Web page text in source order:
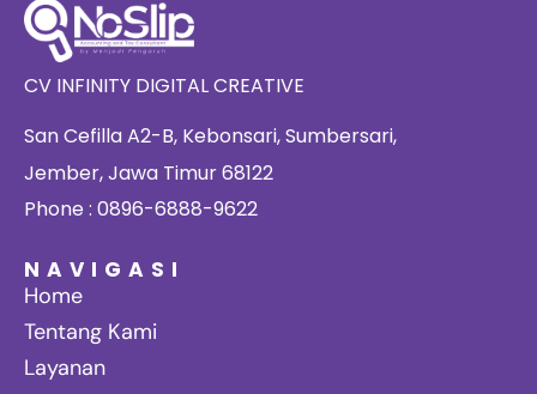
CV INFINITY DIGITAL CREATIVE
San Cefilla A2-B, Kebonsari, Sumbersari,
Jember, Jawa Timur 68122
Phone : 0896-6888-9622
NAVIGASI
Home
Tentang Kami
Layanan